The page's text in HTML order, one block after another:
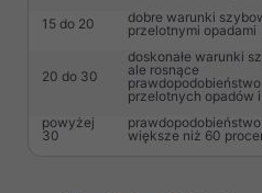
15 do 20
dobre warunki
przelotnymi opadami
20 do 30
doskonałe warunki
ale rosnące
prawdopodobieństwo
przelotnych opadów
powyżej
30
większe niż 60